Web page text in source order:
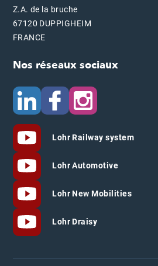
Z.A. de la bruche
67120 DUPPIGHEIM
FRANCE
Nos réseaux sociaux
Lohr Railway system
Lohr Automotive
Lohr New Mobilities
Lohr Draisy